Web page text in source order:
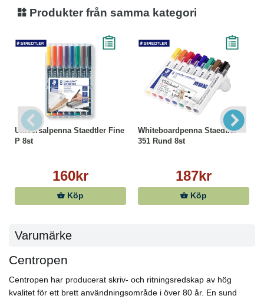
Produkter från samma kategori
Universalpenna Staedtler Fine
P 8st
160kr
Köp
Whiteboardpenna Staedtler
351 Rund 8st
187kr
Köp
Varumärke
Centropen
Centropen har producerat skriv- och ritningsredskap av hög
kvalitet för ett brett användningsområde i över 80 år. En sund